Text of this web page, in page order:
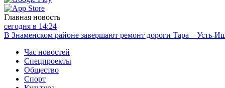
Главная новость
сегодня в 14:24
В Знаменском районе завершают ремонт дороги Тара – Усть-
Час новостей
Спецпроекты
Общество
Спорт